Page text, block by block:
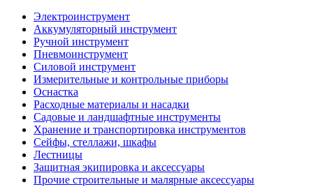
Электроинструмент
Аккумуляторный инструмент
Ручной инструмент
Пневмоинструмент
Силовой инструмент
Измерительные и контрольные приборы
Оснастка
Расходные материалы и насадки
Садовые и ландшафтные инструменты
Хранение и транспортировка инструментов
Сейфы, стеллажи, шкафы
Лестницы
Защитная экипировка и аксессуары
Прочие строительные и малярные аксессуары